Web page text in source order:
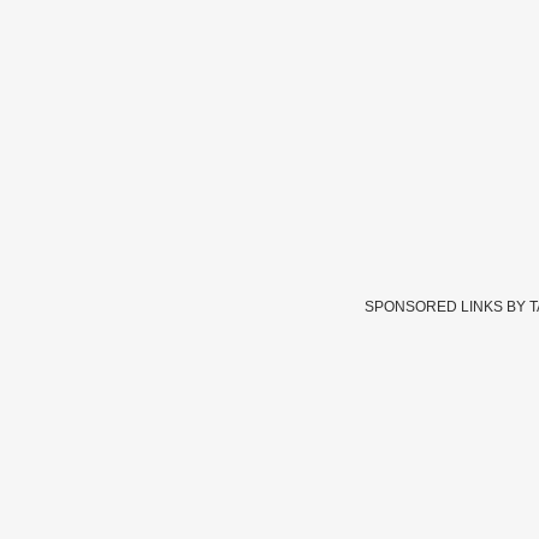
SPONSORED LINKS BY